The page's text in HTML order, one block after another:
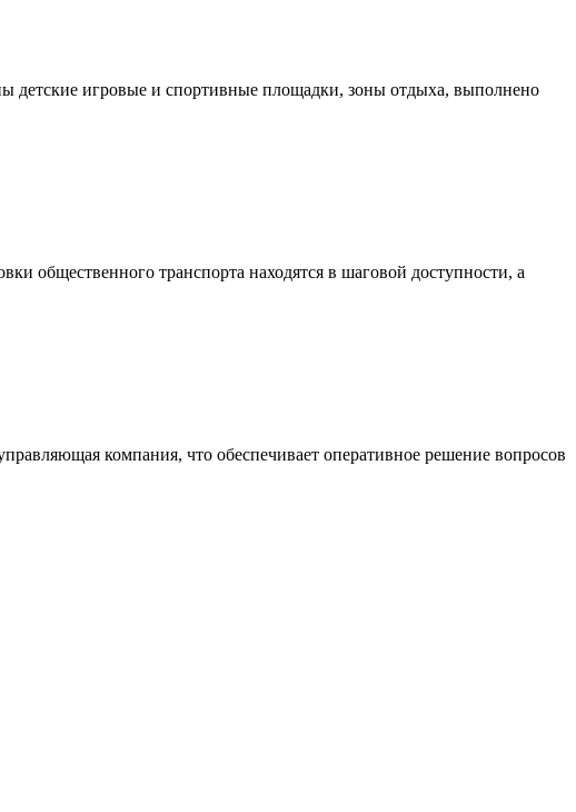
детские игровые и спортивные площадки, зоны отдыха, выполнено
общественного транспорта находятся в шаговой доступности, а
компания, что обеспечивает оперативное решение вопросов